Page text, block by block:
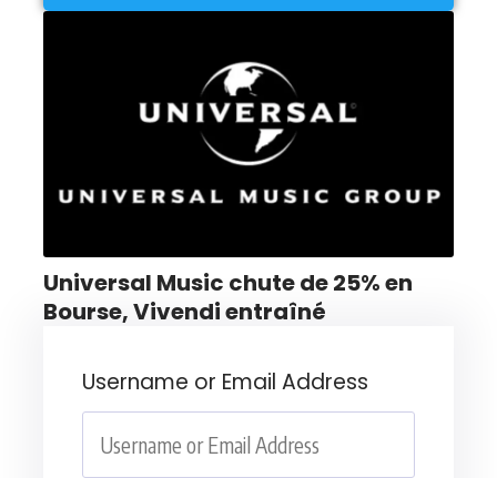
Universal Music chute de 25% en
Bourse, Vivendi entraîné
Username or Email Address